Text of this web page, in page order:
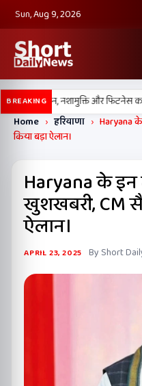
Sun, Aug 9, 2026
BREAKING
मैराथन, नशामुक्ति और फिटनेस का
Home › हरियाणा › Haryana
किया बड़ा ऐलान।
Haryana के
खुशखबरी, CM
ऐलान।
APRIL 23, 2025 By Short